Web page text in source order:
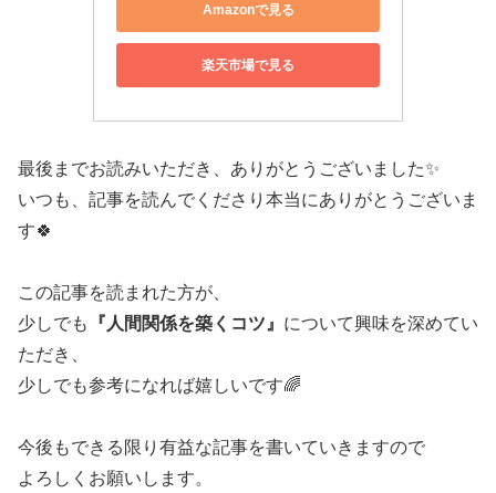
Amazonで見る
楽天市場で見る
最後までお読みいただき、ありがとうございました✨
いつも、記事を読んでくださり本当にありがとうございま
す🍀
この記事を読まれた方が、
少しでも
『人間関係を築くコツ』 について興味を深めてい
ただき、
少しでも参考になれば嬉しいです🌈
今後もできる限り有益な記事を書いていきますので
よろしくお願いします。